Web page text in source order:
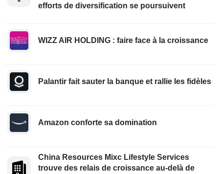
efforts de diversification se poursuivent
WIZZ AIR HOLDING : faire face à la croissance
Palantir fait sauter la banque et rallie les fidèles
Amazon conforte sa domination
China Resources Mixc Lifestyle Services
trouve des relais de croissance au-delà de